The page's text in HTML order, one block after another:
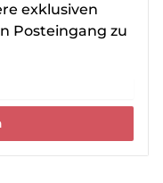
exklusiven
Posteingang zu